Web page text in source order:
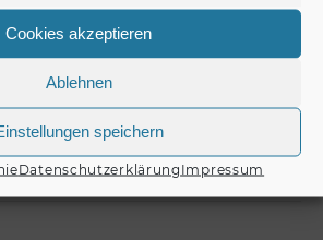
Cookies akzeptieren
Ablehnen
speichern
Datenschutzerklärung Impressum
Typ